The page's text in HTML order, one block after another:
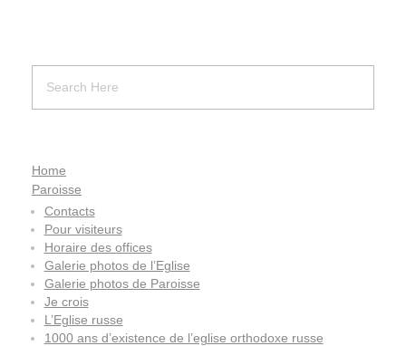
o
k
ss
ki
Home
Paroisse
Contacts
Pour visiteurs
Horaire des offices
Galerie photos de l’Eglise
Galerie photos de Paroisse
Je crois
L’Eglise russe
1000 ans d’existence de l’eglise orthodoxe russe